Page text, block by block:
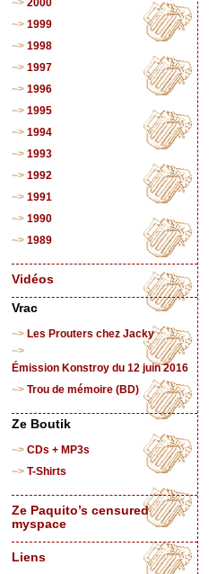
2000
1999
1998
1997
1996
1995
1994
1993
1992
1991
1990
1989
Vidéos
Vrac
Les Prouters chez Jacky
Émission Konstroy du 12 juin 2016
Trou de mémoire (BD)
Ze Boutik
CDs + MP3s
T-Shirts
Ze Paquito’s censured
myspace
Liens